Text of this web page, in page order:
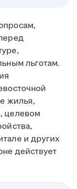
льготам.
жилья,
целевом
и других
действует